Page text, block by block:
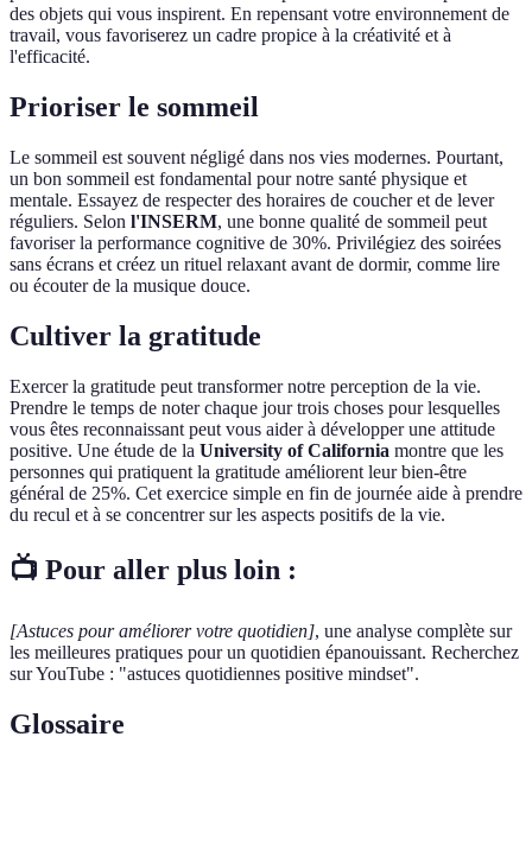
des objets qui vous inspirent. En repensant votre environnement de
travail, vous favoriserez un cadre propice à la créativité et à
l'efficacité.
Prioriser le sommeil
Le sommeil est souvent négligé dans nos vies modernes. Pourtant,
un bon sommeil est fondamental pour notre santé physique et
mentale. Essayez de respecter des horaires de coucher et de lever
réguliers. Selon l'INSERM, une bonne qualité de sommeil peut
favoriser la performance cognitive de 30%. Privilégiez des soirées
sans écrans et créez un rituel relaxant avant de dormir, comme lire
ou écouter de la musique douce.
Cultiver la gratitude
Exercer la gratitude peut transformer notre perception de la vie.
Prendre le temps de noter chaque jour trois choses pour lesquelles
vous êtes reconnaissant peut vous aider à développer une attitude
positive. Une étude de la University of California montre que les
personnes qui pratiquent la gratitude améliorent leur bien-être
général de 25%. Cet exercice simple en fin de journée aide à prendre
du recul et à se concentrer sur les aspects positifs de la vie.
📺 Pour aller plus loin :
[Astuces pour améliorer votre quotidien], une analyse complète sur
les meilleures pratiques pour un quotidien épanouissant. Recherchez
sur YouTube : "astuces quotidiennes positive mindset".
Glossaire